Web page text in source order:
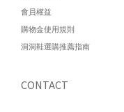
會員權益
購物金使用規則
洞洞鞋選購推薦指南
CONTACT